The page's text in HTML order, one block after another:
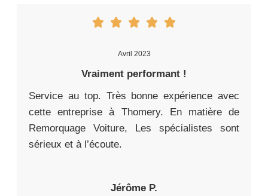
Avril 2023
Vraiment performant !
Service au top. Très bonne expérience avec
cette entreprise à Thomery. En matière de
Remorquage Voiture, Les spécialistes sont
sérieux et à l’écoute.
Jérôme P.